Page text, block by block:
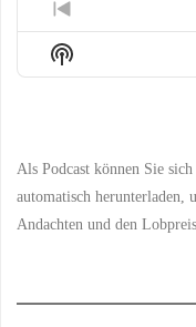
Previous
Episode
Show
Podcast
Als Podcast können Sie
automatisch herunterladen,
Andachten und den